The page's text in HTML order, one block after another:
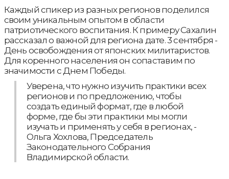
Каждый спикер из разных регионов поделился
своим уникальным опытом в области
патриотического воспитания. К примеру Сахалин
рассказал о важной для региона дате. 3 сентября -
День освобождения от японских милитаристов.
Для коренного населения он сопаставим по
значимости с Днем Победы.
Уверена, что нужно изучить практики всех
регионов и по предложению, чтобы
создать единый формат, где в любой
форме, где бы эти практики мы могли
изучать и применять у себя в регионах, -
Ольга Хохлова, Председатель
Законодательного Собрания
Владимирской области.